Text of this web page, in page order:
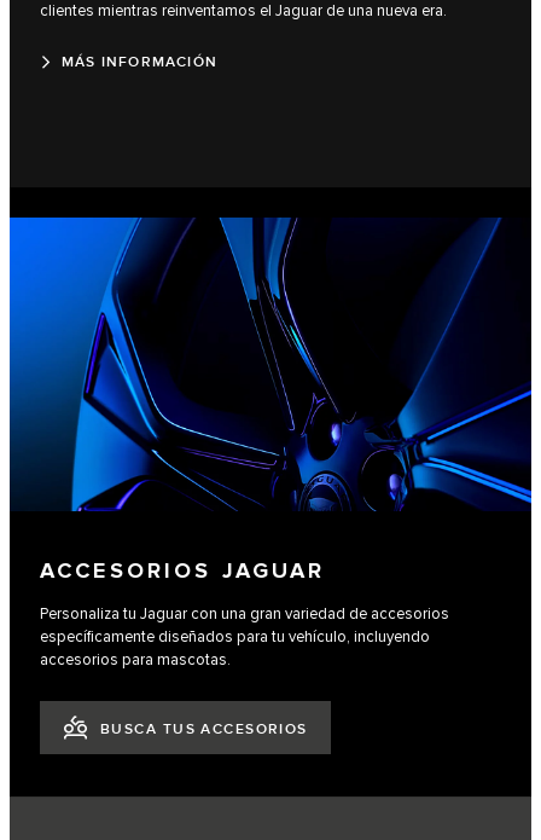
clientes mientras reinventamos el Jaguar de una nueva era.
MÁS INFORMACIÓN
ACCESORIOS JAGUAR
Personaliza tu Jaguar con una gran variedad de accesorios
específicamente diseñados para tu vehículo, incluyendo
accesorios para mascotas.
BUSCA TUS ACCESORIOS